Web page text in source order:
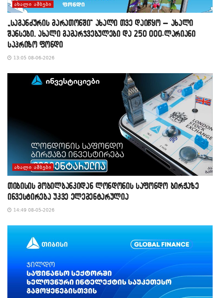
ᲐᲮᲐᲚᲘ ᲐᲛᲑᲔᲑᲘ
„საგანძურის მარათონში“ ახალი თვე დაიწყო – ახალი
შანსები, ახალი გამარჯვებულები და 250 000-ლარიანი
საპრიზო ფონდი
13:05 08-06-2026
ᲐᲮᲐᲚᲘ ᲐᲛᲑᲔᲑᲘ
თიბისის მობილბანკიდან ლონდონის საფონდო ბირჟაზე
ინვესტირება უკვე ელემენტარულია
14:49 08-05-2026